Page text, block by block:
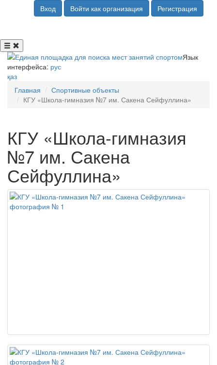
Вход Войти как организация Регистрация
Язык
интерфейса: рус
қаз
Главная
Спортивные объекты
КГУ «Школа-гимназия №7 им. Сакена Сейфуллина»
КГУ «Школа-гимназия
№7 им. Сакена
Сейфуллина»